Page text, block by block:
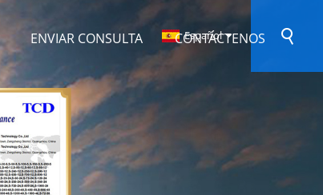
ENVIAR CONSULTA CONTÁCTENOS
Español